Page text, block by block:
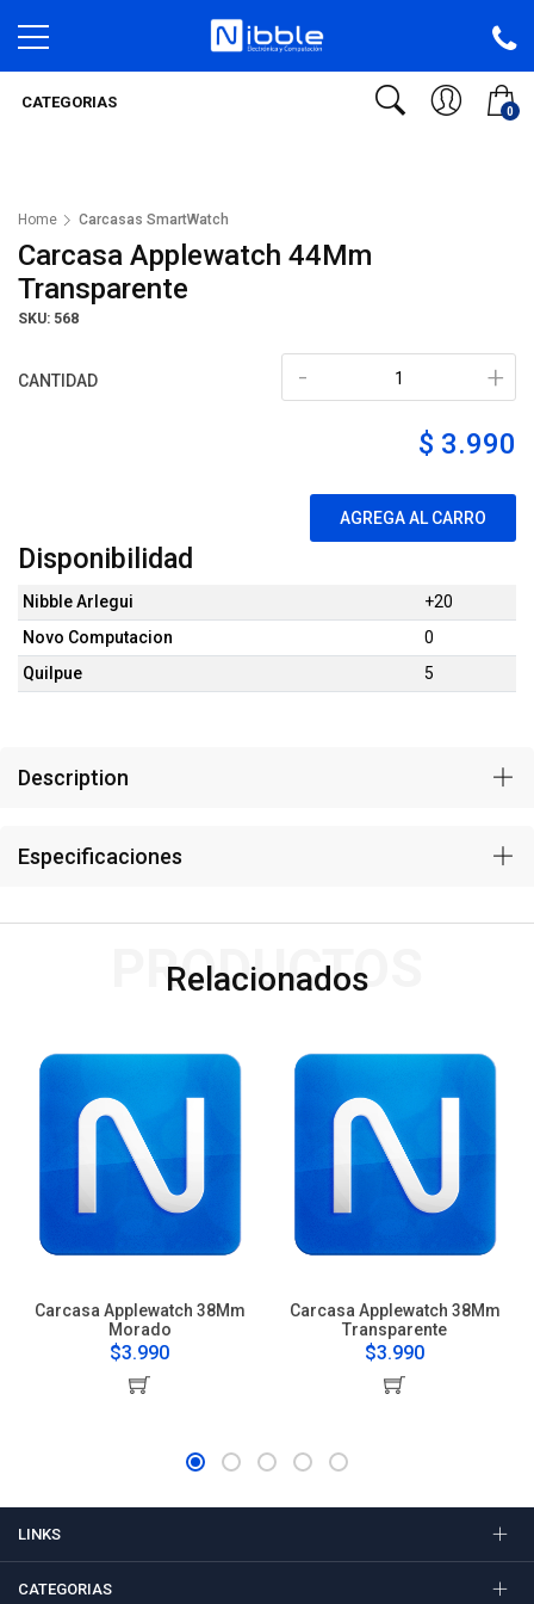
0
CATEGORIAS
Home Carcasas SmartWatch
Carcasa Applewatch 44Mm
Transparente
SKU: 568
CANTIDAD +
-
$ 3.990
AGREGA AL CARRO
Disponibilidad
Nibble Arlegui
+20
Novo Computacion
0
Quilpue
5
Description
Especificaciones
Relacionados
PRODUCTOS
Carcasa Applewatch 38Mm
Morado
$3.990
Carcasa Applewatch 38Mm
Transparente
$3.990
LINKS
CATEGORIAS